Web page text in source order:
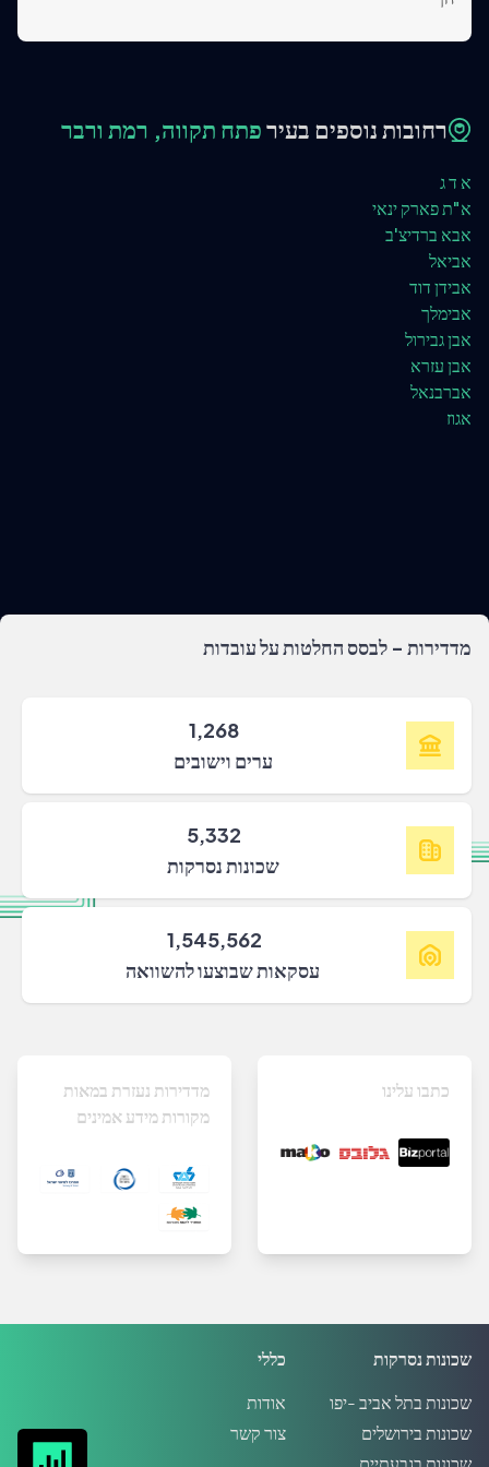
רחובות נוספים בעירפתח תקווה, רמת ורבר
א ד ג
א"ת פארק ינאי
אבא ברדיצ'ב
אביאל
אבידן דוד
אבימלך
אבן גבירול
אבן עזרא
אברבנאל
אגוז
מדדירות - לבסס החלטות על עובדות
1,268
ערים וישובים
5,332
שכונות נסרקות
1,545,562
עסקאות שבוצעו להשוואה
מדדירות נעזרת במאות
מקורות מידע אמינים
כתבו עלינו
כללי
אודות
צור קשר
שכונות נסרקות
שכונות בתל אביב -יפו
שכונות בירושלים